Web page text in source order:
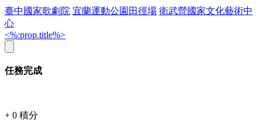
臺中國家歌劇院 宜蘭運動公園田徑場 衛武營國家文化藝術中
心
<%:prop.title%>
任務完成
+ 0 積分